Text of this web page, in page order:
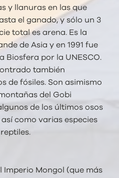
y llanuras en las que
el ganado, y sólo un 3
total es arena. Es la
de Asia y en 1991 fue
Biosfera por la UNESCO.
también
de fósiles. Son asimismo
del Gobi
de los últimos osos
como varias especies
Imperio Mongol (que más